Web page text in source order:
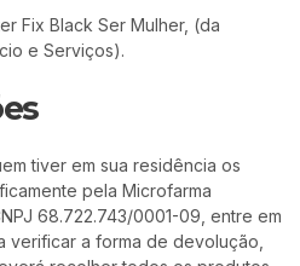
Fix Black Ser Mulher, (da
e Serviços).
tiver em sua residência os
pela Microfarma
68.722.743/0001-09, entre em
verificar a forma de devolução,